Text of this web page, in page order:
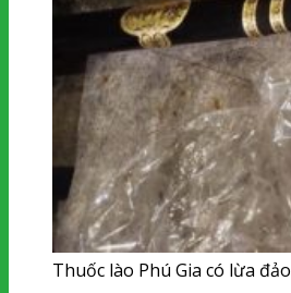
Thuốc lào Phú Gia có lừa